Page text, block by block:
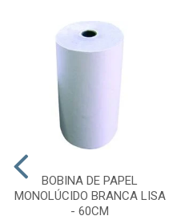
BOBINA DE PAPEL
MONOLÚCIDO BRANCA LISA
- 60CM